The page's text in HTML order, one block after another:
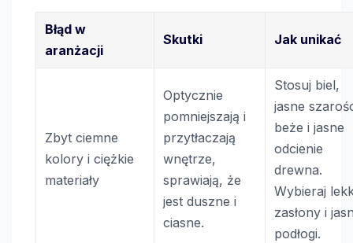
Błąd w
aranżacji
Skutki Jak unikać
Zbyt ciemne
kolory i ciężkie
materiały
Optycznie
pomniejszają i
przytłaczają
wnętrze,
sprawiają, że
jest duszne i
ciasne.
Stosuj biel,
jasne
beże i jasne
odcienie
drewna.
Wybieraj
zasłony i
podłogi.